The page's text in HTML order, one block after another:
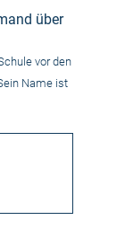
über
vor den
Name ist